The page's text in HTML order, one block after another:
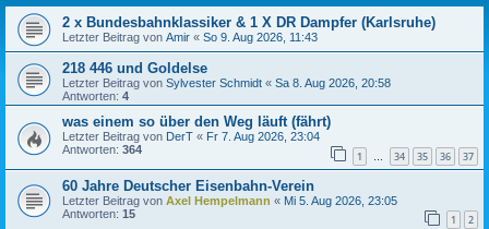
2 x Bundesbahnklassiker & 1 X DR Dampfer (Karlsruhe)
Letzter Beitrag von Amir « So 9. Aug 2026, 11:43
218 446 und Goldelse
Letzter Beitrag von Sylvester Schmidt « Sa 8. Aug 2026, 20:58
Antworten: 4
was einem so über den Weg läuft (fährt)
Letzter Beitrag von DerT « Fr 7. Aug 2026, 23:04
Antworten: 364 1 … 34 35 36 37
60 Jahre Deutscher Eisenbahn-Verein
Letzter Beitrag von Axel Hempelmann « Mi 5. Aug 2026, 23:05
Antworten: 15 1 2